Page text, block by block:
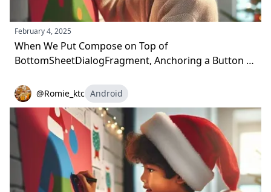
February 4, 2025
When We Put Compose on Top of
BottomSheetDialogFragment, Anchoring a Button to
@Romie_ktc Android